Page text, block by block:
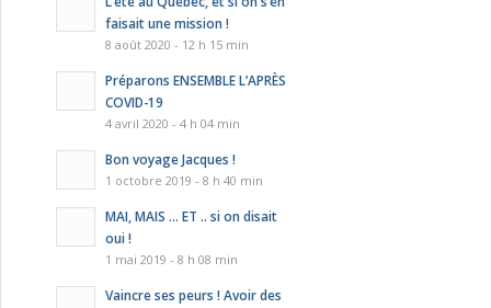
faisait une mission !
8 août 2020 - 12 h 15 min
Préparons ENSEMBLE L’APRÈS
COVID-19
4 avril 2020 - 4 h 04 min
Bon voyage Jacques !
1 octobre 2019 - 8 h 40 min
MAI, MAIS … ET .. si on disait
oui !
1 mai 2019 - 8 h 08 min
Vaincre ses peurs ! Avoir des